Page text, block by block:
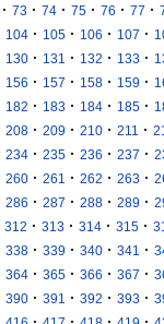
· 73 · 74 · 75 · 76 · 77 ·
104 · 105 · 106 · 107 ·
130 · 131 · 132 · 133 ·
156 · 157 · 158 · 159 ·
182 · 183 · 184 · 185 ·
208 · 209 · 210 · 211 ·
234 · 235 · 236 · 237 ·
260 · 261 · 262 · 263 ·
286 · 287 · 288 · 289 ·
312 · 313 · 314 · 315 ·
338 · 339 · 340 · 341 ·
364 · 365 · 366 · 367 ·
390 · 391 · 392 · 393 ·